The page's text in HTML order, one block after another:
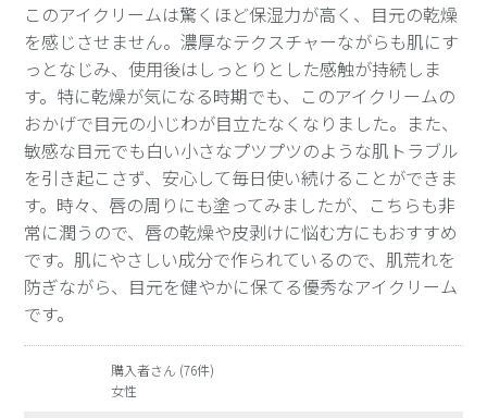
このアイクリームは驚くほど保湿力が高く、目元の乾燥
を感じさせません。濃厚なテクスチャーながらも肌にす
っとなじみ、使用後はしっとりとした感触が持続しま
す。特に乾燥が気になる時期でも、このアイクリームの
おかげで目元の小じわが目立たなくなりました。また、
敏感な目元でも白い小さなプツプツのような肌トラブル
を引き起こさず、安心して毎日使い続けることができま
す。時々、唇の周りにも塗ってみましたが、こちらも非
常に潤うので、唇の乾燥や皮剥けに悩む方にもおすすめ
です。肌にやさしい成分で作られているので、肌荒れを
防ぎながら、目元を健やかに保てる優秀なアイクリーム
です。
購入者さん (76件)
女性